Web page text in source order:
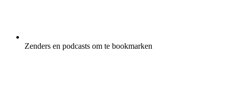
Zenders en podcasts om te bookmarken